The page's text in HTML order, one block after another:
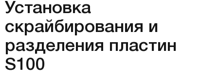
Установка
скрайбирования и
разделения пластин
S100